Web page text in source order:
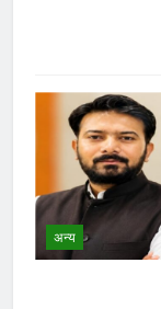
अन्य